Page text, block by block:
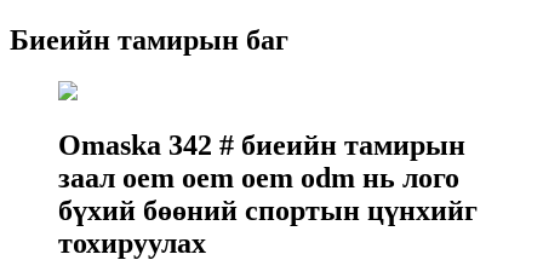
Биеийн тамирын баг
Omaska ​​342 # биеийн тамирын
заал oem oem oem odm нь лого
бүхий бөөний спортын цүнхийг
тохируулах